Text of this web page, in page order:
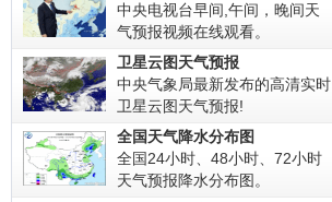
中央电视台早间,午间，晚间天
气预报视频在线观看。
卫星云图天气预报
中央气象局最新发布的高清实时
卫星云图天气预报!
全国天气降水分布图
全国24小时、48小时、72小时
天气预报降水分布图。